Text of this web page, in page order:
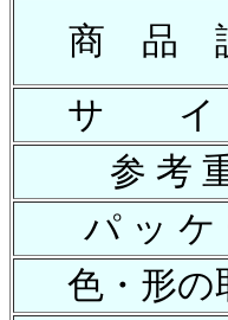
商 品
サ
参 考
パ ッ ケ
色・形の